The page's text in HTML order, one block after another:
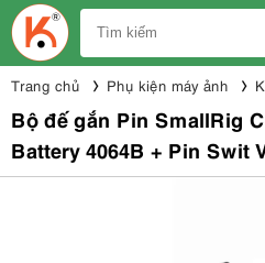
Trang chủ Phụ kiện máy ảnh
Bộ đế gắn Pin SmallRig
Battery 4064B + Pin Swit